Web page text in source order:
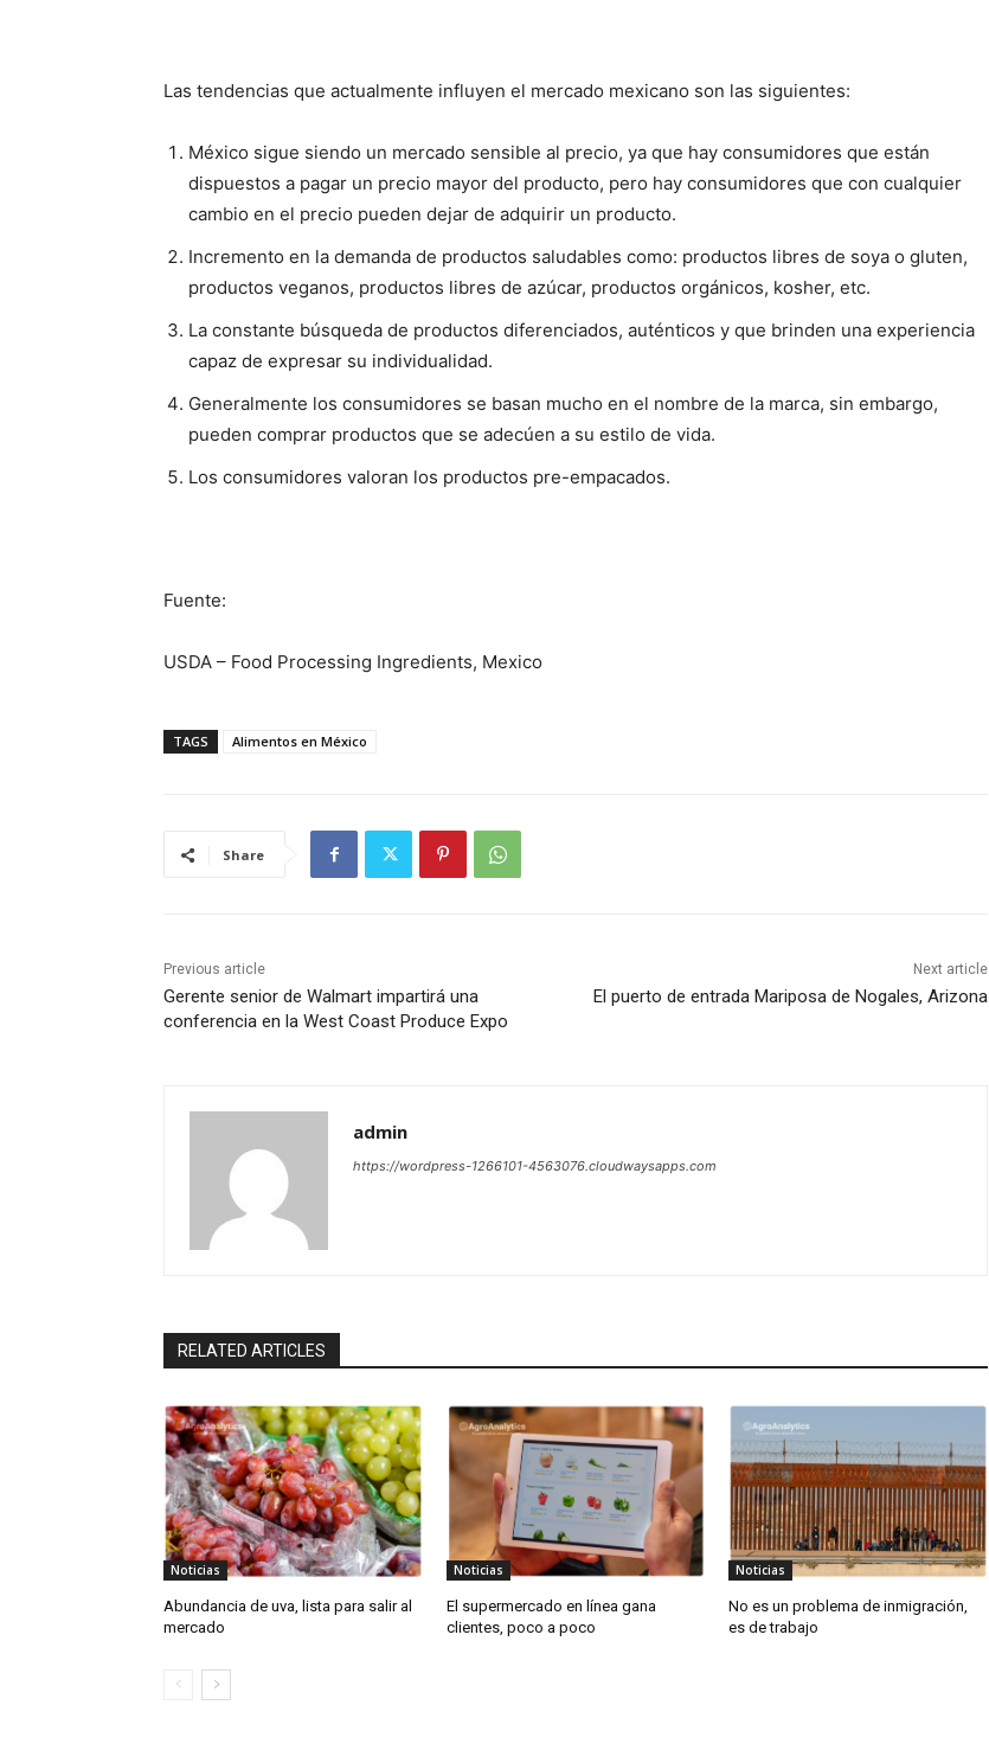
Las tendencias que actualmente influyen el mercado mexicano son las siguientes:
México sigue siendo un mercado sensible al precio, ya que hay consumidores que están
dispuestos a pagar un precio mayor del producto, pero hay consumidores que con cualquier
cambio en el precio pueden dejar de adquirir un producto.
Incremento en la demanda de productos saludables como: productos libres de soya o gluten,
productos veganos, productos libres de azúcar, productos orgánicos, kosher, etc.
La constante búsqueda de productos diferenciados, auténticos y que brinden una experiencia
capaz de expresar su individualidad.
Generalmente los consumidores se basan mucho en el nombre de la marca, sin embargo,
pueden comprar productos que se adecúen a su estilo de vida.
Los consumidores valoran los productos pre-empacados.
Fuente:
USDA – Food Processing Ingredients, Mexico
TAGS Alimentos en México
Share
Previous article
Gerente senior de Walmart impartirá una
conferencia en la West Coast Produce Expo
Next article
El puerto de entrada Mariposa de Nogales, Arizona
admin
https://wordpress-1266101-4563076.cloudwaysapps.com
RELATED ARTICLES
Noticias
Abundancia de uva, lista para salir al
mercado
Noticias
El supermercado en línea gana
clientes, poco a poco
Noticias
No es un problema de inmigración,
es de trabajo